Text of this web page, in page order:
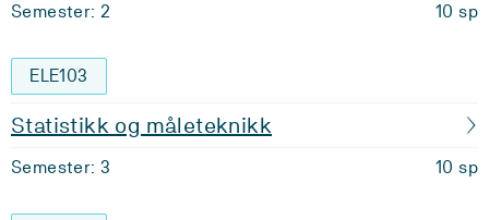
Semester: 2 10 sp
ELE103
Statistikk og måleteknikk
Semester: 3 10 sp